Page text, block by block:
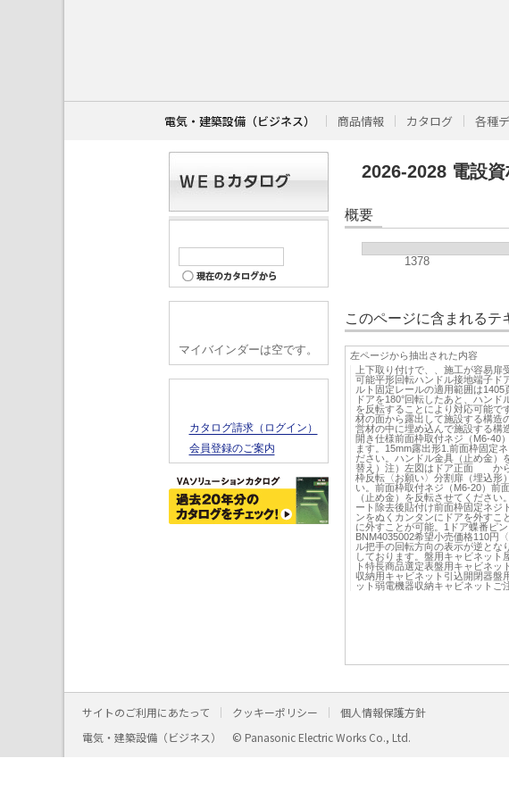
電気・建築設備（ビジネス） 商品情報 カタログ 各種
2026-2028 電設
概要
1378
このページに含まれるテ
左ページから抽出された内容
上下取り付けで、、施工が容易
可能平形回転ハンドル接地端子ド
ルト固定レールの適用範囲は
ドアを180°回転したあと、ハン
を反転することにより対応可能で
材の面から露出して施設する構造
営材の中に埋め込んで施設する構
開き仕様前面枠取付ネジ（M6-40
ます。15mm露出形1.前面枠固定
ださい。ハンドル金具（止め金）
替え）注）左図はドア正面 から
枠反転〈お願い〉分割扉（埋込形
い。前面枠取付ネジ（M6-20）前
（止め金）を反転させてくださ
ート除去後貼付け前面枠固定ネジ
ンをぬくカンタンにドアを外すこ
に外すことが可能。1ドア蝶番ピ
BNM4035002希望小売価格110円
ル把手の回転方向の表示が逆とな
しております。盤用キャビネット
ト特長商品選定表盤用キャビネ
収納用キャビネット引込開閉器盤
ット弱電機器収納キャビネットご
マイバインダーは空です。
カタログ請求（ログイン）
会員登録のご案内
サイトのご利用にあたって クッキーポリシー
個人情報保護方針
電気・建築設備（ビジネス）
© Panasonic Electric Works Co., Ltd.